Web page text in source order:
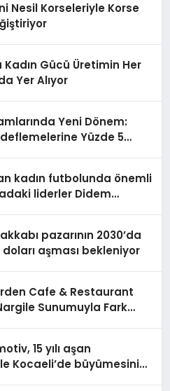
Nesil Korseleriyle Korse
Kadın Gücü Üretimin Her
Yer Alıyor
Yeni Dönem:
Yüzde 5
kadın futbolunda önemli
liderler Didem
pazarının 2030’da
aşması bekleniyor
Cafe & Restaurant
Sunumuyla Fark
15 yılı aşan
Kocaeli’de büyümesini